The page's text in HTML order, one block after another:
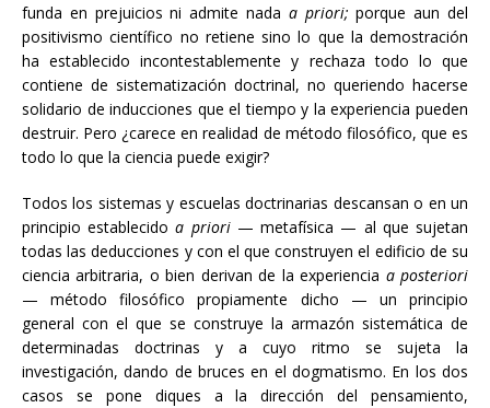
funda en prejuicios ni admite nada a priori; porque aun del
positivismo científico no retiene sino lo que la demostración
ha establecido incontestablemente y rechaza todo lo que
contiene de sistematización doctrinal, no queriendo hacerse
solidario de inducciones que el tiempo y la experiencia pueden
destruir. Pero ¿carece en realidad de método filosófico, que es
todo lo que la ciencia puede exigir?
Todos los sistemas y escuelas doctrinarias descansan o en un
principio establecidoa priori — metafísica — al que sujetan
todas las deducciones y con el que construyen el edificio de su
ciencia arbitraria, o bien derivan de la experiencia a posteriori
— método filosófico propiamente dicho — un principio
general con el que se construye la armazón sistemática de
determinadas doctrinas y a cuyo ritmo se sujeta la
investigación, dando de bruces en el dogmatismo. En los dos
casos se pone diques a la dirección del pensamiento,